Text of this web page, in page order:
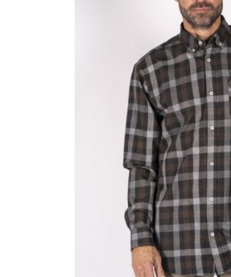
Miesten housut
Miesten farkut
Miesten collegehousut
Miesten shortsit
Miesten asusteet
Vyöt ja olkaimet
Solmiot, rusetit ja
Miesten päähineet,
Miesten yöasut ja
Miesten alusvaatteet
Miesten sukat
Miesten yöasut
Miesten aamutakit ja
Miesten takit
Miesten nahkatakit
Miesten kevät-ja
Miesten
Miesten talvitakit